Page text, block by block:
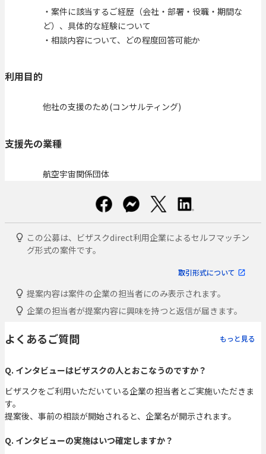
・案件に該当するご経歴（会社・部署・役職・期間な
ど）、具体的な経験について
・相談内容について、どの程度回答可能か
利用目的
他社の支援のため(コンサルティング)
支援先の業種
航空宇宙関係団体
この公募は、ビザスクdirect利用企業によるセルフマッチン
グ形式の案件です。
取引形式について
提案内容は案件の企業の担当者にのみ表示されます。
企業の担当者が提案内容に興味を持つと返信が届きます。
よくあるご質問 もっと見る
Q. インタビューはビザスクの人とおこなうのですか？
ビザスクをご利用いただいている企業の担当者とご実施いただきま
す。
提案後、事前の相談が開始されると、企業名が開示されます。
Q. インタビューの実施はいつ確定しますか？